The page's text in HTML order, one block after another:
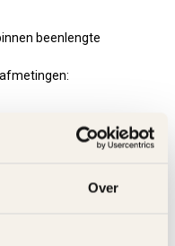
Over
beenlengte